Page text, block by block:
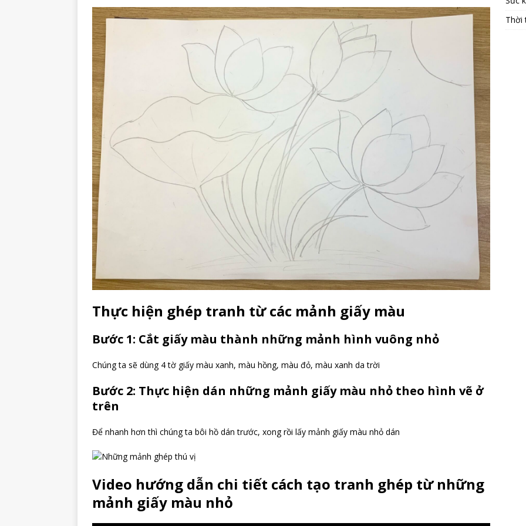
Thực hiện ghép tranh từ các mảnh giấy màu
Bước 1: Cắt giấy màu thành những mảnh hình vuông nhỏ
Chúng ta sẽ dùng 4 tờ giấy màu xanh, màu hồng, màu đỏ, màu xanh da trời
Bước 2: Thực hiện dán những mảnh giấy màu nhỏ theo hình vẽ ở
trên
Để nhanh hơn thì chúng ta bôi hồ dán trước, xong rồi lấy mảnh giấy màu nhỏ dán
Video hướng dẫn chi tiết cách tạo tranh ghép từ những
mảnh giấy màu nhỏ
Thời